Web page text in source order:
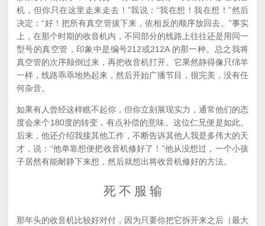
机，但你只在这里走来走去！”我说：“我在想！我在想！”然后
决定：“好！把所有真空管拔下来，依相反的顺序放回去。”事实
上，在那个时期的收音机内，不同部分的线路上往往还是用同一
型号的真空管，印象中是编号212或212A 的那一种。总之我将
真空管的次序颠倒过来，再把收音机打开。它果然静得像只绵羊
一样，线路乖乖地热起来，然后开始广播节目，很完美，没有任
何杂音。
如果有人曾经这样瞧不起你，但你立刻展现实力，通常他们的态
度会来个180度的转变，有点补偿的意味。这位仁兄便是如此。
后来，他还介绍我接其他工作，不断告诉其他人我是多伟大的天
才，说：“他单靠想便把收音机修好了！”他从没想过，一个小孩
子居然有能耐静下来想，然后就想出将收音机修好的方法。
死 不 服 输
那年头的收音机比较好对付，因为只要你把它拆开来之后（最大